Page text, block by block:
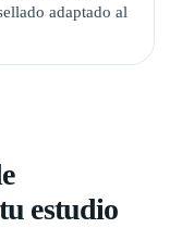
adaptado al
estudio